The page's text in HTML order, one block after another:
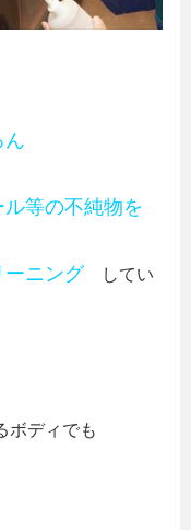
ん
等の不純物を
ーニング してい
ボディでも